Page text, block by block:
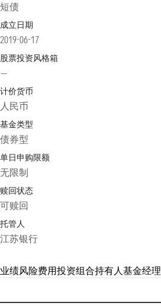
短债
成立日期
2019-06-17
股票投资风格箱
—
计价货币
人民币
基金类型
债券型
单日申购限额
无限制
赎回状态
可赎回
托管人
江苏银行
业绩风险费用投资组合持有人基金经理